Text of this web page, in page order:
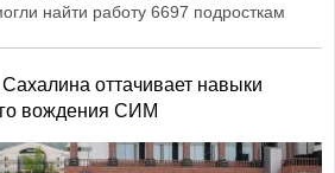
найти работу 6697 подросткам
оттачивает навыки
вождения СИМ